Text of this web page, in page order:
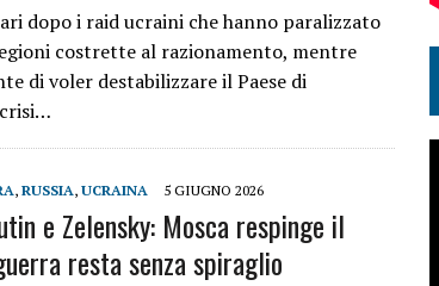
dopo i raid ucraini che hanno paralizzato
costrette al razionamento, mentre
di voler destabilizzare il Paese di
crisi…
, RUSSIA, UCRAINA 5 GIUGNO 2026
e Zelensky: Mosca respinge il
resta senza spiraglio